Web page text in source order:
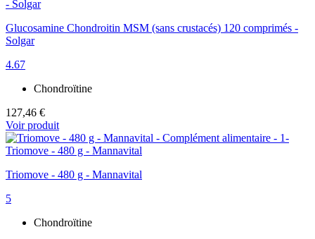
Glucosamine Chondroitin MSM (sans crustacés) 120 comprimés -
Solgar
4.67
Chondroïtine
127,46 €
Voir produit
Triomove - 480 g - Mannavital
5
Chondroïtine